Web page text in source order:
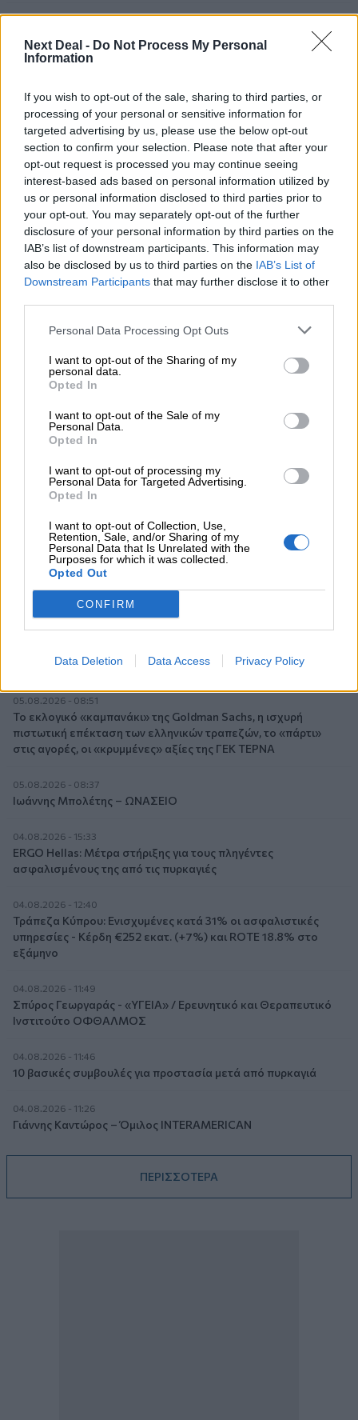
Next Deal - Do Not Process My Personal
Information
If you wish to opt-out of the sale, sharing to third parties, or
processing of your personal or sensitive information for
targeted advertising by us, please use the below opt-out
section to confirm your selection. Please note that after your
opt-out request is processed you may continue seeing
interest-based ads based on personal information utilized by
us or personal information disclosed to third parties prior to
your opt-out. You may separately opt-out of the further
disclosure of your personal information by third parties on the
IAB’s list of downstream participants. This information may
also be disclosed by us to third parties on the IAB’s List of
Downstream Participants that may further disclose it to other
Personal Data Processing Opt Outs
I want to opt-out of the Sharing of my
personal data.
Opted In
I want to opt-out of the Sale of my
Personal Data.
Opted In
I want to opt-out of processing my
Personal Data for Targeted Advertising.
Opted In
I want to opt-out of Collection, Use,
Retention, Sale, and/or Sharing of my
Personal Data that Is Unrelated with the
Purposes for which it was collected.
Opted Out
CONFIRM
Data Deletion Data Access Privacy Policy
Στέλιος Λιανός – INTERAMERICAN / Αθηναϊκή Γενική Κλινική
ελληνικές τράπεζες «πρωταθλήτριες» στα δάνεια, νέο deal
Βαρδινογιάννη- Εξάρχου και ο διπλασιασμός των κερδών της
ΔΕΗ
05.08.2026 - 13:37
Randy Schekman, Νομπελίστας Ιατρικής: «Σε πέντε χρόνια
μπορεί να έχουμε θεραπεία που αναστέλλει την εξέλιξη του
Πάρκινσον»
Ε.Ε και παράνομη μετανάστευση: προτάσεις και δράσεις με
παρονομαστή το κοινό συμφέρον
05.08.2026 - 12:11
Αντώνης Βουκλαρής - «ΕΡΡΙΚΟΣ ΝΤΥΝΑΝ»
05.08.2026 - 11:30
Η νέα εποχή στην εκπαίδευση των ασφαλιστικών
διαμεσολαβητών
05.08.2026 - 10:50
«Τουρισμός για όλους 2026-2027»
WWF: Περισσότερα από 180.000 στρέμματα καμένων
δασικών εκτάσεων στην Ελλάδα σε λίγες μόλις μέρες
05.08.2026 - 09:45
Η Ελλάδα που αντιστέκεται και επιμένει να μην ασφαλίζεται!
05.08.2026 - 09:20
ασφαλιστής στους πελάτες του
05.08.2026 - 08:51
Το εκλογικό «καμπανάκι» της Goldman Sachs, η ισχυρή
πιστωτική επέκταση των ελληνικών τραπεζών, το «πάρτι»
στις αγορές, οι «κρυμμένες» αξίες της ΓΕΚ ΤΕΡΝΑ
05.08.2026 - 08:37
Ιωάννης Μπολέτης – ΩΝΑΣΕΙΟ
04.08.2026 - 15:33
ERGO Hellas: Μέτρα στήριξης για τους πληγέντες
ασφαλισμένους της από τις πυρκαγιές
04.08.2026 - 12:40
Τράπεζα Κύπρου: Ενισχυμένες κατά 31% οι ασφαλιστικές
υπηρεσίες - Κέρδη €252 εκατ. (+7%) και ROTE 18.8% στο
εξάμηνο
04.08.2026 - 11:49
Σπύρος Γεωργαράς - «ΥΓΕΙΑ» / Ερευνητικό και Θεραπευτικό
Ινστιτούτο ΟΦΘΑΛΜΟΣ
04.08.2026 - 11:46
10 βασικές συμβουλές για προστασία μετά από πυρκαγιά
04.08.2026 - 11:26
Γιάννης Καντώρος – Όμιλος INTERAMERICAN
ΠΕΡΙΣΣΟΤΕΡΑ